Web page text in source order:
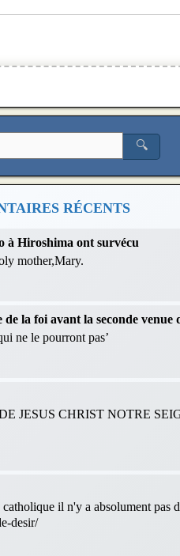
🔍
RÉCENTS
à Hiroshima ont survécu
mother,Mary.
la foi avant la seconde venue
ne le pourront pas’
JESUS CHRIST NOTRE
il n'y a absolument pas
desir/